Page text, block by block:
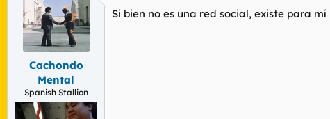
d
o
d
e
m
e
i
n
i
c
i
o
Cachondo
Mental
Spanish Stallion
Si bien no es una red social, existe para